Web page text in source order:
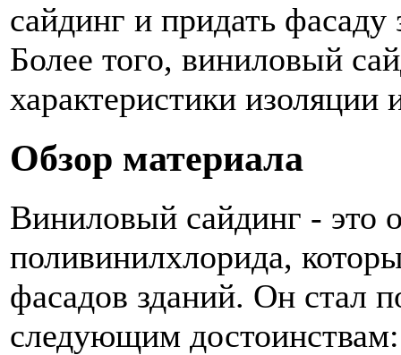
сайдинг и придать
Более того, виниловый
характеристики изоляции
Обзор материала
Виниловый сайдинг - это
поливинилхлорида,
фасадов зданий. Он стал
следующим достоинствам: